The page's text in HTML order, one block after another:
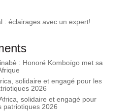
: éclairages avec un expert!
: Honoré Komboïgo met sa
solidaire et engagé pour les
2026
solidaire et engagé pour
patriotiques 2026